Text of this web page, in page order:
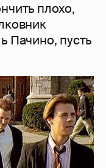
плохо,
Пачино, пусть